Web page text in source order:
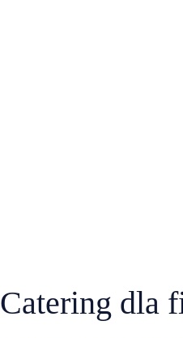
Catering dla